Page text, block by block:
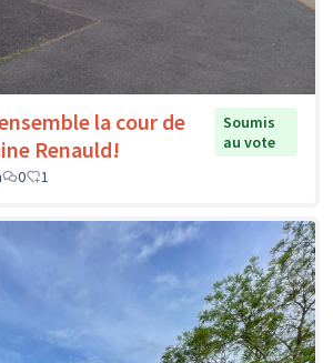
la cour de
Renauld!
Soumis
au vote
0 1